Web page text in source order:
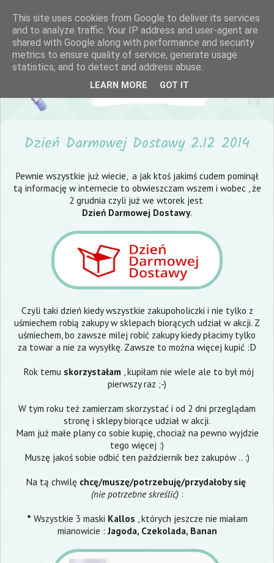
Dzień Darmowej Dostawy 2.12 2014
Pewnie wszystkie już wiecie, a jak ktoś jakimś cudem pominął
tą informację w internecie to obwieszczam wszem i wobec , że
2 grudnia czyli już we wtorek jest
Dzień Darmowej Dostawy.
Czyli taki dzień kiedy wszystkie zakupoholiczki i nie tylko z
uśmiechem robią zakupy w sklepach biorących udział w akcji. Z
uśmiechem, bo zawsze milej robić zakupy kiedy płacimy tylko
za towar a nie za wysyłkę. Zawsze to można więcej kupić :D
Rok temu skorzystałam , kupiłam nie wiele ale to był mój
pierwszy raz ;-)
W tym roku też zamierzam skorzystać i od 2 dni przeglądam
stronę i sklepy biorące udział w akcji.
Mam już małe plany co sobie kupię, chociaż na pewno wyjdzie
tego więcej :)
Muszę jakoś sobie odbić ten październik bez zakupów .. :)
Na tą chwilę chcę/muszę/potrzebuję/przydałoby się
(nie potrzebne skreślić):
* Wszystkie 3 maski Kallos , których jeszcze nie miałam
mianowicie : Jagoda, Czekolada, Banan
This site uses cookies from Google to deliver its services
and to analyze traffic. Your IP address and user-agent are
shared with Google along with performance and security
metrics to ensure quality of service, generate usage
statistics, and to detect and address abuse.
LEARN MORE GOT IT